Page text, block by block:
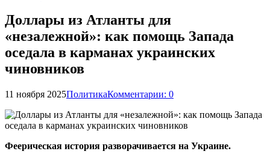
Доллары из Атланты для
«незалежной»: как помощь Запада
оседала в карманах украинских
чиновников
11 ноября 2025ПолитикаКомментарии: 0
Феерическая история разворачивается на Украине.